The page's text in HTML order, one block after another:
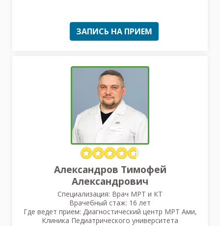
ЗАПИСЬ НА ПРИЕМ
Александров Тимофей
Александрович
Специализация: Врач МРТ и КТ
Врачебный стаж: 16 лет
Где ведет прием: Диагностический центр МРТ Ами,
Клиника Педиатрического университета